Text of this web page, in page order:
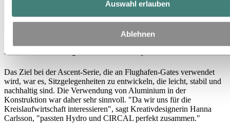
Auswahl erlauben
Ablehnen
Korrosionsbeständig und unendlich recycelbar
Das Ziel bei der Ascent-Serie, die an Flughafen-Gates verwendet
wird, war es, Sitzgelegenheiten zu entwickeln, die leicht, stabil und
nachhaltig sind. Die Verwendung von Aluminium in der
Konstruktion war daher sehr sinnvoll. "Da wir uns für die
Kreislaufwirtschaft interessieren", sagt Kreativdesignerin Hanna
Carlsson, "passten Hydro und CIRCAL perfekt zusammen."